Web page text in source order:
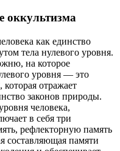
оккультизма
как единство
тела нулевого уровня.
на которое
уровня — это
, которая отражает
законов природы.
человека,
в себя три
рефлекторную память
составляющая памяти